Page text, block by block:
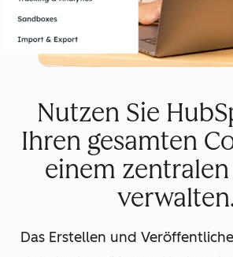
Nutzen Sie
Ihren gesamten
einem
Das Erstellen und